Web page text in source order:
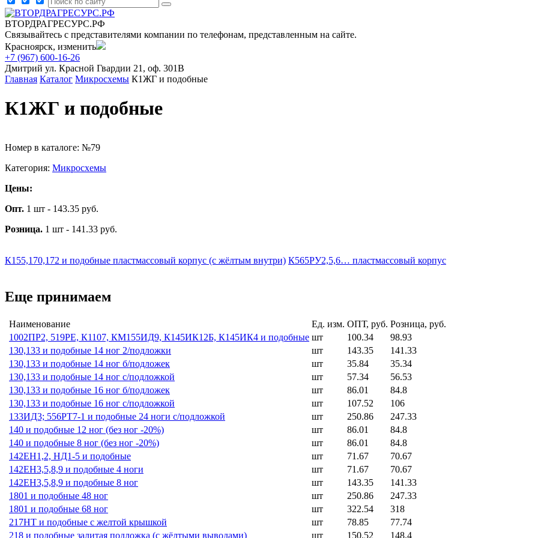
ВТОРДРАГРЕСУРС.РФ
Связывайтесь с представителями компании по телефонам, представленным на сайте.
Красноярск, изменить
+7 (967) 600-16-26
Дмитрий ул. Красной Гвардии 21, оф. 301В
Главная Каталог Микросхемы К1ЖГ и подобные
К1ЖГ и подобные
Номер в каталоге: №79
Категория: Микросхемы
Цены:
Опт. 1 шт - 143.35 руб.
Розница. 1 шт - 141.33 руб.
К155,170,172 и подобные пластмассовый корпус (с жёлтым внутри) К565РУ2,5,6… пластмассовый корпус
Еще принимаем
Наименование Ед. изм. ОПТ, руб. Розница, руб.
1002ПР2, 519РЕ, К1107, КМ155ИД9, К145ИК12Б, К145ИК4 и подобные шт 100.34
98.93
130,133 и подобные 14 ног 2/подложки
шт 143.35
141.33
130,133 и подобные 14 ног б/подложек
шт 35.84
35.34
130,133 и подобные 14 ног с/подложкой
шт 57.34
56.53
130,133 и подобные 16 ног б/подложек
шт 86.01
84.8
130,133 и подобные 16 ног с/подложкой
шт 107.52
106
133ИД3; 556РТ7-1 и подобные 24 ноги с/подложкой
шт 250.86
247.33
140 и подобные 12 ног (без ног -20%)
шт 86.01
84.8
140 и подобные 8 ног (без ног -20%)
шт 86.01
84.8
142ЕН1,2, НД1-5 и подобные
шт 71.67
70.67
142ЕН3,5,8,9 и подобные 4 ноги
шт 71.67
70.67
142ЕН3,5,8,9 и подобные 8 ног
шт 143.35
141.33
1801 и подобные 48 ног
шт 250.86
247.33
1801 и подобные 68 ног
шт 322.54
318
217НТ и подобные с желтой крышкой
шт 78.85
77.74
218 и подобные залитая подложка (с жёлтыми выводами)
шт 150.52 148.4